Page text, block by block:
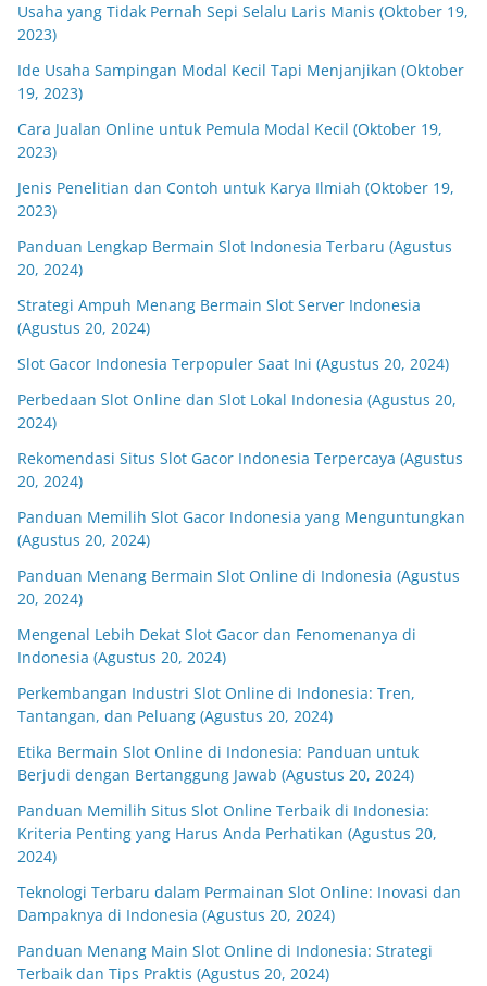
Usaha yang Tidak Pernah Sepi Selalu Laris Manis (Oktober 19,
2023)
Ide Usaha Sampingan Modal Kecil Tapi Menjanjikan (Oktober
19, 2023)
Cara Jualan Online untuk Pemula Modal Kecil (Oktober 19,
2023)
Jenis Penelitian dan Contoh untuk Karya Ilmiah (Oktober 19,
2023)
Panduan Lengkap Bermain Slot Indonesia Terbaru (Agustus
20, 2024)
Strategi Ampuh Menang Bermain Slot Server Indonesia
(Agustus 20, 2024)
Slot Gacor Indonesia Terpopuler Saat Ini (Agustus 20, 2024)
Perbedaan Slot Online dan Slot Lokal Indonesia (Agustus 20,
2024)
Rekomendasi Situs Slot Gacor Indonesia Terpercaya (Agustus
20, 2024)
Panduan Memilih Slot Gacor Indonesia yang Menguntungkan
(Agustus 20, 2024)
Panduan Menang Bermain Slot Online di Indonesia (Agustus
20, 2024)
Mengenal Lebih Dekat Slot Gacor dan Fenomenanya di
Indonesia (Agustus 20, 2024)
Perkembangan Industri Slot Online di Indonesia: Tren,
Tantangan, dan Peluang (Agustus 20, 2024)
Etika Bermain Slot Online di Indonesia: Panduan untuk
Berjudi dengan Bertanggung Jawab (Agustus 20, 2024)
Panduan Memilih Situs Slot Online Terbaik di Indonesia:
Kriteria Penting yang Harus Anda Perhatikan (Agustus 20,
2024)
Teknologi Terbaru dalam Permainan Slot Online: Inovasi dan
Dampaknya di Indonesia (Agustus 20, 2024)
Panduan Menang Main Slot Online di Indonesia: Strategi
Terbaik dan Tips Praktis (Agustus 20, 2024)